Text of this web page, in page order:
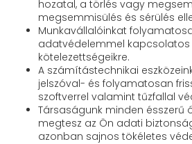
hozatal, a törlés vagy
megsemmisülés és sérülés
Munkavállalóinkat
adatvédelemmel kapcsolatos
kötelezettségeikre.
A számítástechnikai
jelszóval- és folyamatosan
szoftverrel valamint tűzfallal
Társaságunk minden ésszerű
megtesz az Ön adati
azonban sajnos tökéletes